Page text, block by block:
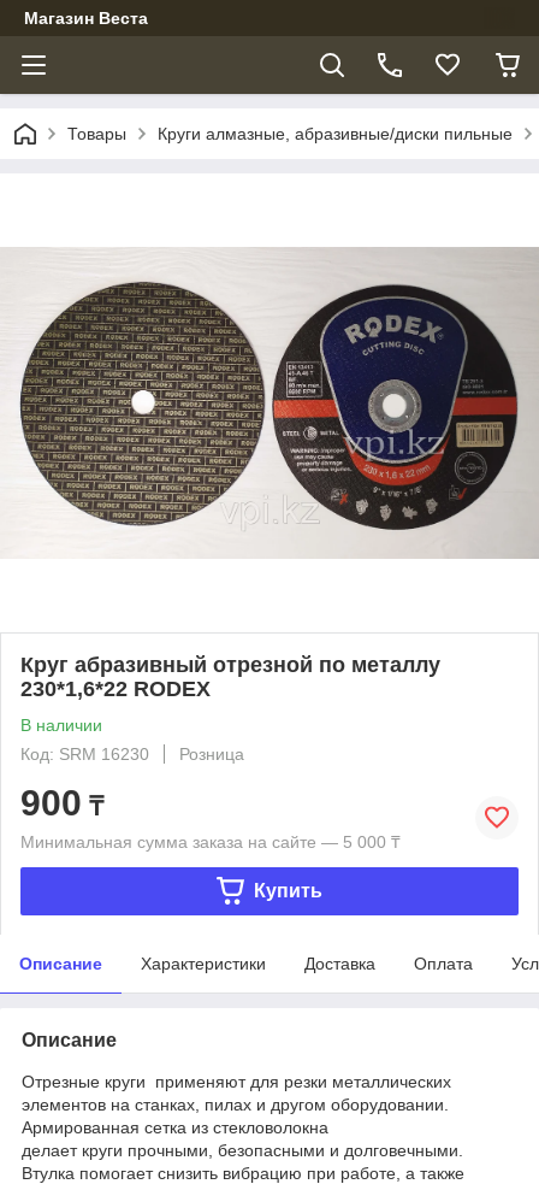
Магазин Веста
Товары Круги алмазные, абразивные/диски пильные
Круг абразивный отрезной по металлу
230*1,6*22 RODEX
В наличии
Код: SRM 16230
Розница
900 ₸
Минимальная сумма заказа на сайте — 5 000 ₸
Купить
Описание Характеристики Доставка Оплата
Описание
Отрезные круги применяют для резки металлических
элементов на станках, пилах и другом оборудовании.
Армированная сетка из стекловолокна
делает круги прочными, безопасными и долговечными.
Втулка помогает снизить вибрацию при работе, а также